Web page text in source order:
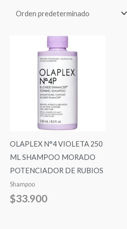
OLAPLEX N°4 VIOLETA 250
ML SHAMPOO MORADO
POTENCIADOR DE RUBIOS
Shampoo
$33.900